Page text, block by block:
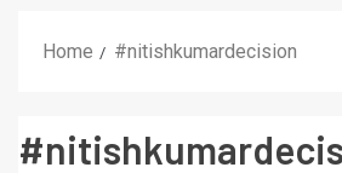
Home #nitishkumardecision